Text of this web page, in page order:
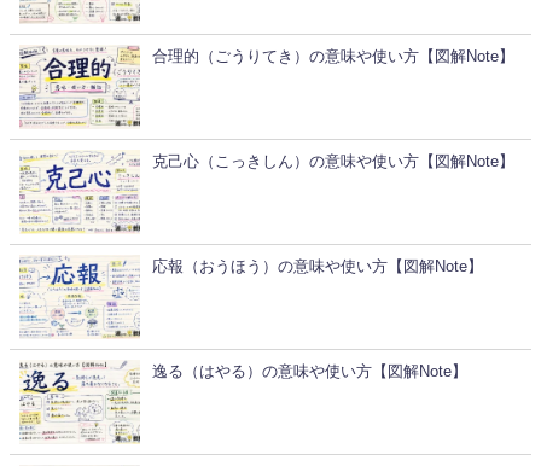
合理的（ごうりてき）の意味や使い方【図解Note】
克己心（こっきしん）の意味や使い方【図解Note】
応報（おうほう）の意味や使い方【図解Note】
逸る（はやる）の意味や使い方【図解Note】